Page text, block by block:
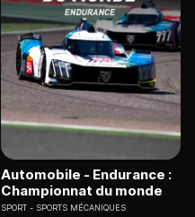
Automobile - Endurance :
Championnat du monde
SPORT SPORTS MÉCANIQUES